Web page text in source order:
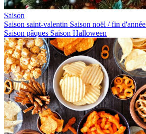
Saison
Saison saint-valentin Saison noël / fin d'année
Saison pâques Saison Halloween